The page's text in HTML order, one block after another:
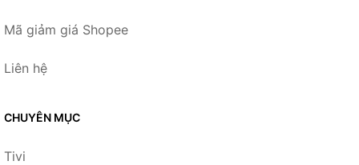
Mã giảm giá Shopee
Liên hệ
CHUYÊN MỤC
Tivi